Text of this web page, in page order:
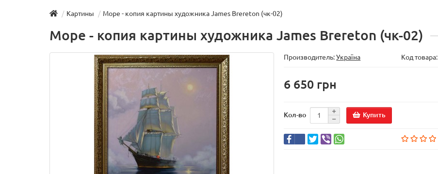
Картины Море - копия картины художника James Brereton (чк-02)
Море - копия картины художника James Brereton (чк-02)
Производитель:Україна Код товара:
6 650 грн
Кол-во Купить